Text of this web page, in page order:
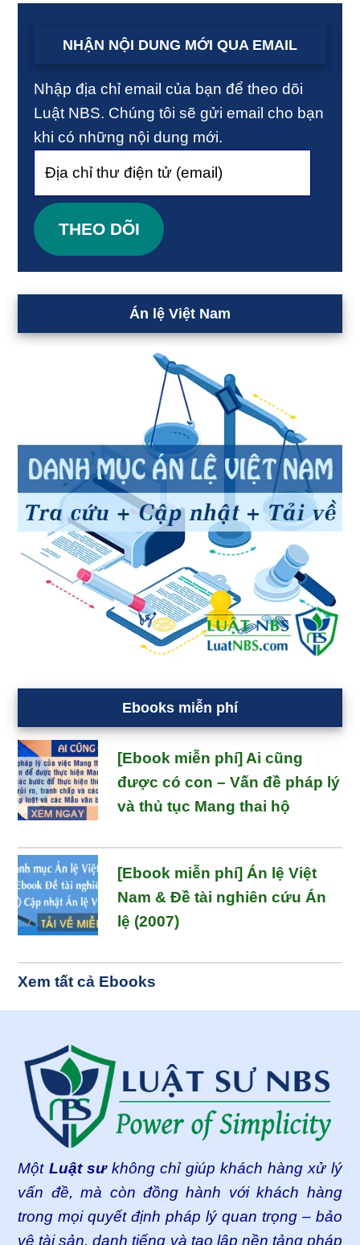
NHẬN NỘI DUNG MỚI QUA EMAIL
Nhập địa chỉ email của bạn để theo dõi
Luật NBS. Chúng tôi sẽ gửi email cho bạn
khi có những nội dung mới.
thư
điện
tử
THEO DÕI
Án lệ Việt Nam
Ebooks miễn phí
[Ebook miễn phí] Ai cũng
được có con – Vấn đề pháp lý
và thủ tục Mang thai hộ
[Ebook miễn phí] Án lệ Việt
Nam & Đề tài nghiên cứu Án
lệ (2007)
Xem tất cả Ebooks
Footer
Một Luật sưkhông chỉ giúp khách hàng xử lý
vấn đề, mà còn đồng hành với khách hàng
trong mọi quyết định pháp lý quan trọng – bảo
vệ tài sản, danh tiếng và tạo lập nền tảng pháp